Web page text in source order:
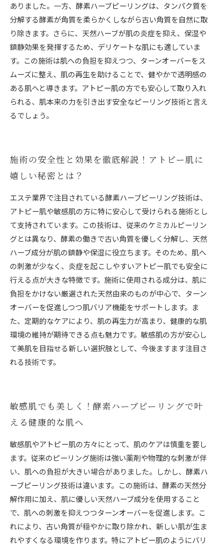
ありました。一方、酵素ハーブピーリングは、タンパク質を
分解する酵素が角質を柔らかくしながら古い角質を自然に取
り除きます。さらに、天然ハーブが肌の炎症を抑え、保湿や
鎮静効果を発揮するため、デリケートな肌にも適していま
す。この施術は肌への負担を抑えつつ、ターンオーバーをス
ムーズに整え、肌の再生を助けることで、健やかで透明感の
ある肌へと導きます。アトピー肌の方でも安心して取り入れ
られる、肌本来の力を引き出す安全なピーリング技術と言え
るでしょう。
施術の安全性と効果を徹底解説！アトピー肌に
嬉しい秘密とは？
エステ業界で注目されている酵素ハーブピーリング技術は、
アトピー肌や敏感肌の方に特に安心して受けられる施術とし
て支持されています。この技術は、従来のケミカルピーリン
グとは異なり、酵素の働きで古い角質を優しく分解し、天然
ハーブ成分が肌の鎮静や保湿に役立ちます。そのため、肌へ
の刺激が少なく、炎症を起こしやすいアトピー肌でも安全に
行える点が大きな特徴です。施術に使用される成分は、肌に
負担をかけない厳選された天然由来のものが中心で、ターン
オーバーを促進しつつ肌バリア機能をサポートします。ま
た、定期的なケアにより、肌の再生力が高まり、健康的な肌
環境の維持が期待できる点も魅力です。敏感肌の方が安心し
て美肌を目指せる新しい選択肢として、今後ますます注目さ
れる技術です。
敏感肌でも美しく！酵素ハーブピーリングで叶
える健康的な肌へ
敏感肌やアトピー肌の方々にとって、肌のケアは慎重を要し
ます。従来のピーリング施術は強い薬剤や物理的な刺激が伴
い、肌への負担が大きい場合がありました。しかし、酵素ハ
ーブピーリング技術は違います。この施術は、酵素の天然分
解作用に加え、肌に優しい天然ハーブ成分を使用すること
で、肌への刺激を抑えつつターンオーバーを促進します。こ
れにより、古い角質が穏やかに取り除かれ、新しい肌が生ま
れやすくなる環境を作ります。特にアトピー肌のようにバリ